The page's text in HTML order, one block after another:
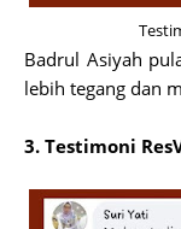
Badrul Asiyah
lebih tegang dan
3. Testimoni